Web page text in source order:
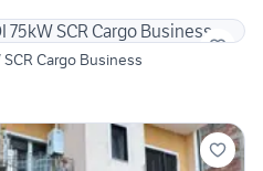
Cargo Business